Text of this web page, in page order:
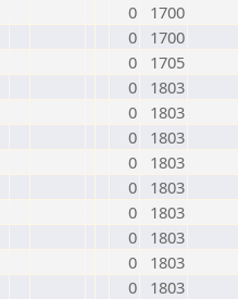
0
1700
0
1700
0
1705
0
1803
0
1803
0
1803
0
1803
0
1803
0
1803
0
1803
0
1803
0 1803